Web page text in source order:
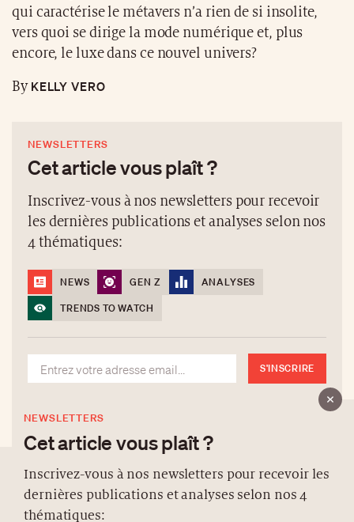
qui caractérise le métavers n’a rien de si insolite,
vers quoi se dirige la mode numérique et, plus
encore, le luxe dans ce nouvel univers?
ByKELLY VERO
NEWSLETTERS
Cet article vous plaît ?
Inscrivez-vous à nos newsletters pour recevoir
les dernières publications et analyses selon nos
4 thématiques:
NEWS GEN Z
ANALYSES
TRENDS TO WATCH
S'INSCRIRE
NEWSLETTERS
Cet article vous plaît ?
Inscrivez-vous à nos newsletters pour recevoir les
dernières publications et analyses selon nos 4
thématiques:
À PROPOS